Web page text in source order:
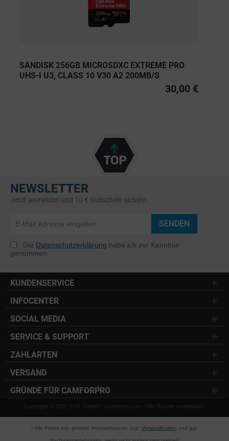
SANDISK 256GB MICROSDXC EXTREME PRO
UHS-I U3, CLASS 10 V30 A2 200MB/S
30,00 €
NEWSLETTER
Jetzt anmelden und 10 € Gutschein sichern
SENDEN
Die Datenschutzerklärung habe ich zur Kenntnis
genommen.
KUNDENSERVICE
INFOCENTER
SOCIAL MEDIA
SERVICE & SUPPORT
ZAHLARTEN
VERSAND
GRÜNDE FÜR CAMFORPRO
Copyright © 2025 S.H1 GmbH / camforpro.com - Alle Rechte vorbehalten
* Alle Preise inkl. gesetzl. Mehrwertsteuer zzgl. Versandkosten und ggf.